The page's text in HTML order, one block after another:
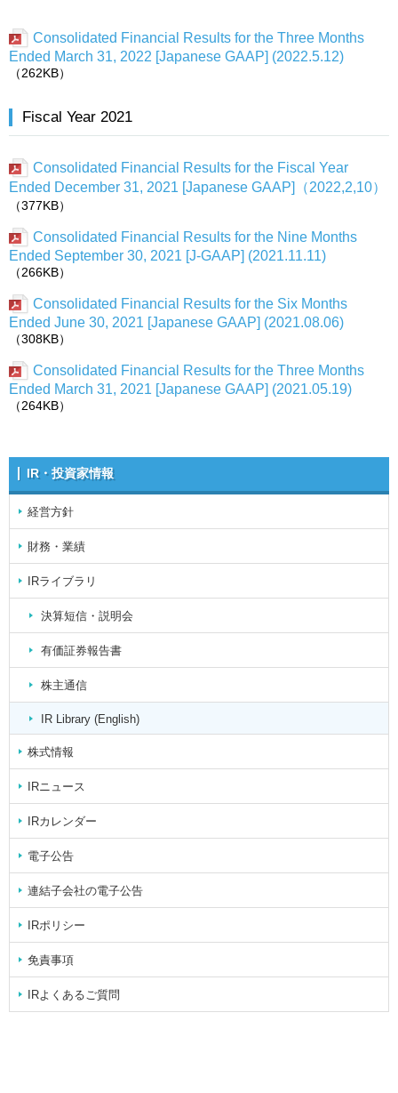
IR・投資家情報
経営方針
財務・業績
IRライブラリ
決算短信・説明会
有価証券報告書
株主通信
IR Library (English)
株式情報
IRニュース
IRカレンダー
電子公告
連結子会社の電子公告
IRポリシー
免責事項
IRよくあるご質問
Consolidated Financial Results for the Three Months
Ended March 31, 2022 [Japanese GAAP] (2022.5.12)
（262KB）
Fiscal Year 2021
Consolidated Financial Results for the Fiscal Year
Ended December 31, 2021 [Japanese GAAP]（2022,2,10）
（377KB）
Consolidated Financial Results for the Nine Months
Ended September 30, 2021 [J-GAAP] (2021.11.11)
（266KB）
Consolidated Financial Results for the Six Months
Ended June 30, 2021 [Japanese GAAP] (2021.08.06)
（308KB）
Consolidated Financial Results for the Three Months
Ended March 31, 2021 [Japanese GAAP] (2021.05.19)
（264KB）